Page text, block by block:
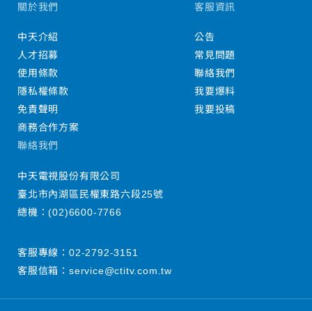
關於我們
中天介紹
人才招募
使用條款
隱私權條款
免責聲明
商務合作方案
客服資訊
公告
常見問題
聯絡我們
我要爆料
我要投稿
聯絡我們
中天電視股份有限公司
臺北市內湖區民權東路六段25號
總機：(02)6600-7766
客服專線： 02-2792-3151
客服信箱： service@ctitv.com.tw